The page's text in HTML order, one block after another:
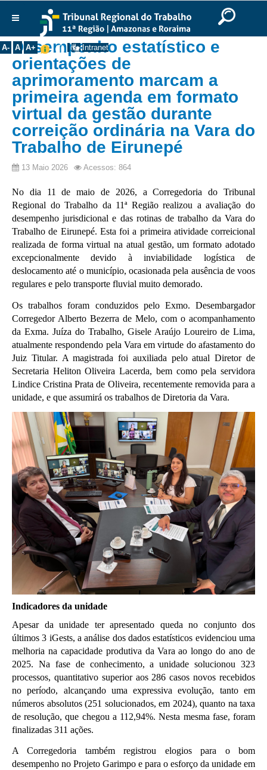
Ir para o rodapé
English
Português Español
A- A A+ Intranet
Início
Institucional
Corregedor
Juiz Auxiliar da Corregedoria
Diretor de Secretaria
Agenda dos Magistrados
Sobre
Galeria de Ex-Corregedores
Itinerâncias
Competência
Projeto Garimpo
PJeCor
Desempenho estatístico e
orientações de
aprimoramento marcam a
primeira agenda em formato
virtual da gestão durante
correição ordinária na Vara do
Trabalho de Eirunepé
13 Maio 2026 Acessos: 864
No dia 11 de maio de 2026, a Corregedoria do Tribunal
Regional do Trabalho da 11ª Região realizou a avaliação do
desempenho jurisdicional e das rotinas de trabalho da Vara do
Trabalho de Eirunepé. Esta foi a primeira atividade correicional
realizada de forma virtual na atual gestão, um formato adotado
excepcionalmente devido à inviabilidade logística de
deslocamento até o município, ocasionada pela ausência de voos
regulares e pelo transporte fluvial muito demorado.
Os trabalhos foram conduzidos pelo Exmo. Desembargador
Corregedor Alberto Bezerra de Melo, com o acompanhamento
da Exma. Juíza do Trabalho, Gisele Araújo Loureiro de Lima,
atualmente respondendo pela Vara em virtude do afastamento do
Juiz Titular. A magistrada foi auxiliada pelo atual Diretor de
Secretaria Heliton Oliveira Lacerda, bem como pela servidora
Lindice Cristina Prata de Oliveira, recentemente removida para a
unidade, e que assumirá os trabalhos de Diretoria da Vara.
Indicadores da unidade
Apesar da unidade ter apresentado queda no conjunto dos
últimos 3 iGests, a análise dos dados estatísticos evidenciou uma
melhoria na capacidade produtiva da Vara ao longo do ano de
2025. Na fase de conhecimento, a unidade solucionou 323
processos, quantitativo superior aos 286 casos novos recebidos
no período, alcançando uma expressiva evolução, tanto em
números absolutos (251 solucionados, em 2024), quanto na taxa
de resolução, que chegou a 112,94%. Nesta mesma fase, foram
finalizadas 311 ações.
A Corregedoria também registrou elogios para o bom
desempenho no Projeto Garimpo e para o esforço da unidade em